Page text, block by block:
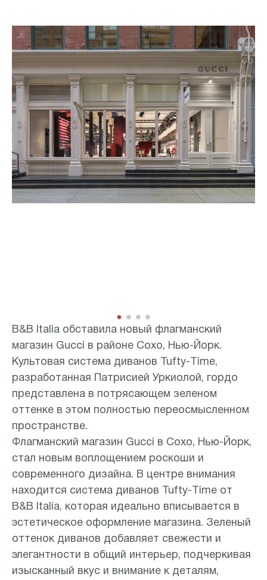
Item
1
of
B&B Italia обставила новый флагманский
магазин Gucci в районе Сохо, Нью-Йорк.
Культовая система диванов Tufty-Time,
разработанная Патрисией Уркиолой, гордо
представлена в потрясающем зеленом
оттенке в этом полностью переосмысленном
пространстве.
Флагманский магазин Gucci в Сохо, Нью-Йорк,
стал новым воплощением роскоши и
современного дизайна. В центре внимания
находится система диванов Tufty-Time от
B&B Italia, которая идеально вписывается в
эстетическое оформление магазина. Зеленый
оттенок диванов добавляет свежести и
элегантности в общий интерьер, подчеркивая
изысканный вкус и внимание к деталям,